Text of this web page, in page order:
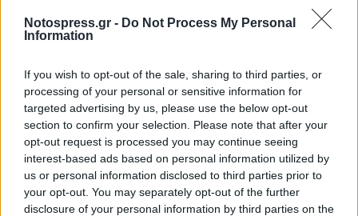
Notospress.gr - Do Not Process My Personal
Information
If you wish to opt-out of the sale, sharing to third parties, or
processing of your personal or sensitive information for
targeted advertising by us, please use the below opt-out
section to confirm your selection. Please note that after your
opt-out request is processed you may continue seeing
interest-based ads based on personal information utilized by
us or personal information disclosed to third parties prior to
your opt-out. You may separately opt-out of the further
disclosure of your personal information by third parties on the
Τι προβάλλουν τα Cinema σε επτά πόλεις της
Πελοποννήσου
06/08/2026 15:12